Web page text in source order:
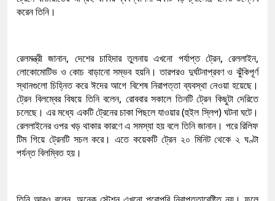
করেন তিনি।
রেলমন্ত্রী জানান, দেশের চাহিদার তুলনায় এখনো পর্যাপ্ত ট্রেন, রেললাইন,
লোকোমোটিভ ও কোচ বাড়ানো সম্ভব হয়নি। তারপরও দুর্ঘটনাপ্রবণ ও ঝুঁকিপূর্ণ
স্থানগুলো চিহ্নিত করে ঈদের আগে বিশেষ নিরাপত্তা ব্যবস্থা নেওয়া হয়েছে।
ট্রেন বিলম্বের বিষয়ে তিনি বলেন, রোববার সকালে তিনটি ট্রেন কিছুটা দেরিতে
চলেছে। এর মধ্যে একটি ট্রেনের চাকা পিছলে যাওয়ার (হুইল স্লিপ) ঘটনা ঘটে।
রেললাইনের ওপর খড় থাকার কারণে এ সমস্যা হয় বলে তিনি জানান। পরে রিলিফ
টিম গিয়ে ট্রেনটি সচল করে। এতে কয়েকটি ট্রেন ২০ মিনিট থেকে ২ ঘণ্টা
পর্যন্ত বিলম্বিত হয়।